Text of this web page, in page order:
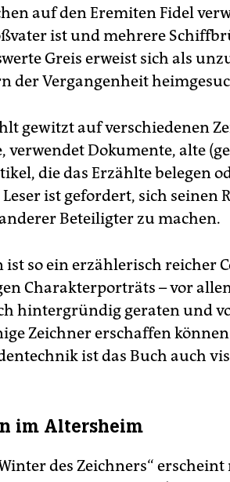
auf den Eremiten Fidel
ist und mehrere
Greis erweist sich als
der Vergangenheit
gewitzt auf verschiedenen
verwendet Dokumente, alte
die das Erzählte belegen
ist gefordert, sich seinen
Beteiligter zu machen.
ist so ein erzählerisch reicher
Charakterporträts – vor
hintergründig geraten und
Zeichner erschaffen
ist das Buch auch
im Altersheim
des Zeichners“